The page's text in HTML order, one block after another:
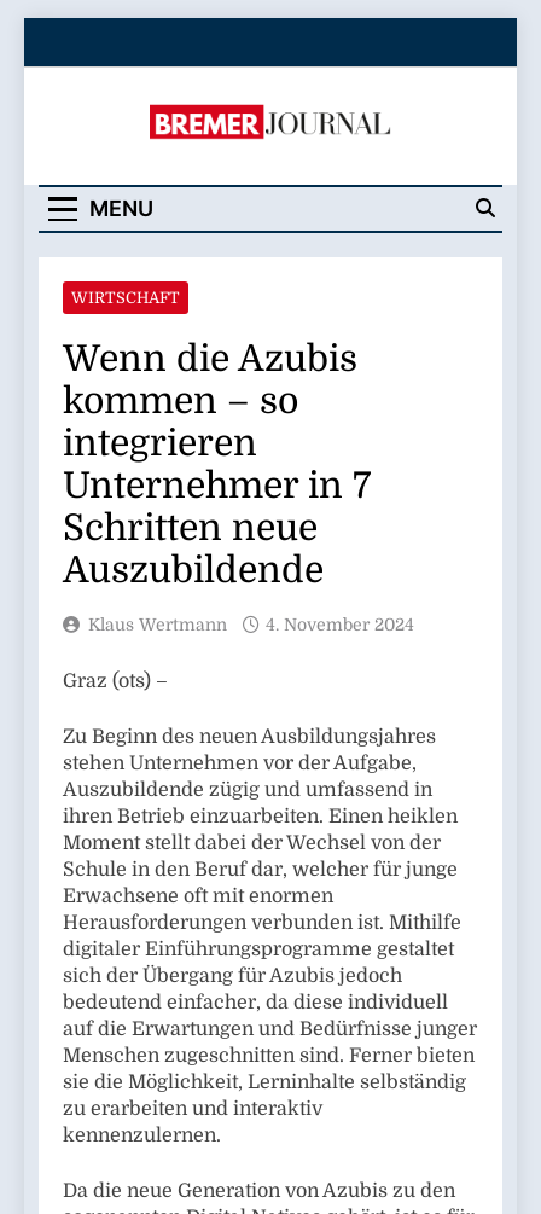
Bremer Journal
MENU
WIRTSCHAFT
Wenn die Azubis
kommen – so
integrieren
Unternehmer in 7
Schritten neue
Auszubildende
Klaus Wertmann 4. November 2024
Graz (ots) –
Zu Beginn des neuen Ausbildungsjahres
stehen Unternehmen vor der Aufgabe,
Auszubildende zügig und umfassend in
ihren Betrieb einzuarbeiten. Einen heiklen
Moment stellt dabei der Wechsel von der
Schule in den Beruf dar, welcher für junge
Erwachsene oft mit enormen
Herausforderungen verbunden ist. Mithilfe
digitaler Einführungsprogramme gestaltet
sich der Übergang für Azubis jedoch
bedeutend einfacher, da diese individuell
auf die Erwartungen und Bedürfnisse junger
Menschen zugeschnitten sind. Ferner bieten
sie die Möglichkeit, Lerninhalte selbständig
zu erarbeiten und interaktiv
kennenzulernen.
Da die neue Generation von Azubis zu den